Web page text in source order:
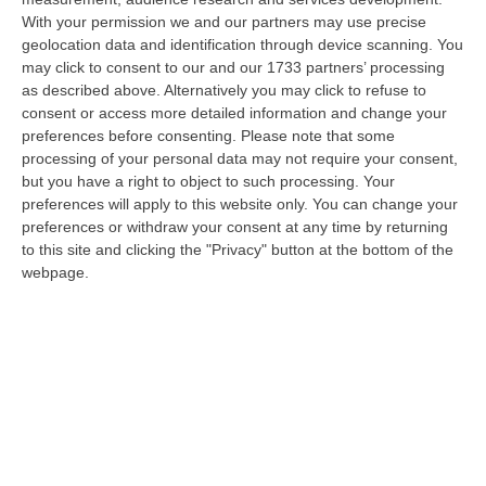
With your permission we and our partners may use precise
geolocation data and identification through device scanning. You
may click to consent to our and our 1733 partners’ processing
as described above. Alternatively you may click to refuse to
consent or access more detailed information and change your
preferences before consenting. Please note that some
processing of your personal data may not require your consent,
but you have a right to object to such processing. Your
preferences will apply to this website only. You can change your
preferences or withdraw your consent at any time by returning
to this site and clicking the "Privacy" button at the bottom of the
webpage.
09 Agosto, 15:39
Pronto Soccorso In Affanno, In Estate Mancano 7 Mila Medici
“La carenza di medici nei Pronto soccorso si aggrava d’estate, quando
alle scoperture strutturali degli organici si aggiungono le assenze pe…
09 Agosto, 15:13
Meteo, Ondata Di Caldo Estremo Fino A Ferragosto
“Nella giornata di oggi ancora temporali, in alcuni casi molto intensi, sui
rilievi di Alpi e Appennini, e in locale estensione fin verso le…
09 Agosto, 15:10